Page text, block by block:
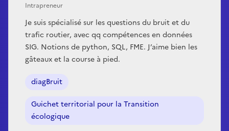
Intrapreneur
Je suis spécialisé sur les questions du bruit et du
trafic routier, avec qq compétences en données
SIG. Notions de python, SQL, FME. J’aime bien les
gâteaux et la course à pied.
diagBruit
Guichet territorial pour la Transition
écologique